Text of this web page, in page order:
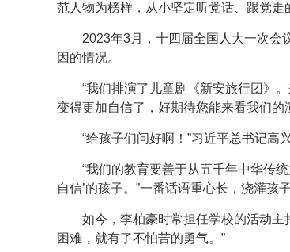
范人物为榜样，从小坚定听党话、跟党走
2023年3月，十四届全国人大一次会
因的情况。
“我们排演了儿童剧《新安旅行团》
变得更加自信了，好期待您能来看我们的
“给孩子们问好啊！”习近平总书记高
“我们的教育要善于从五千年中华传
自信’的孩子。”一番话语重心长，浇灌孩
如今，李柏豪时常担任学校的活动主
困难，就有了不怕苦的勇气。”